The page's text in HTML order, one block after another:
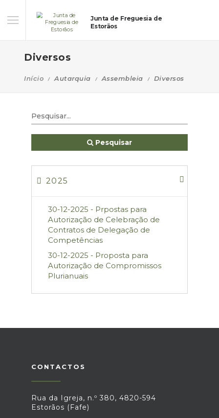
Junta de Freguesia de
Estorãos
Diversos
Início Autarquia Assembleia Diversos
Pesquisar
2025
30-12-2025 - Prpostas para
Autorização de Celebração de
Contratos de Delegação de
Competências
30-12-2025 - Proposta para
Autorização de Compromissos
Plurianuais
CONTACTOS
Rua da Igreja, n.º 380, 4820-594
Estorãos (Fafe)